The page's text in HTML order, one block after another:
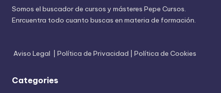
Somos el buscador de cursos y másteres Pepe Cursos.
Enrcuentra todo cuanto buscas en materia de formación.
Aviso Legal Política de Privacidad Política de Cookies
Categories